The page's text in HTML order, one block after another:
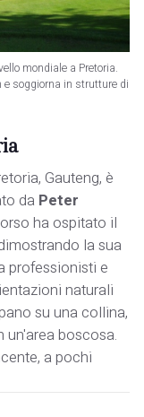
mondiale a Pretoria.
e soggiorna in strutture di
Gauteng, è
da Peter
ha ospitato il
la sua
professionisti e
naturali
su una collina,
un'area boscosa.
a pochi